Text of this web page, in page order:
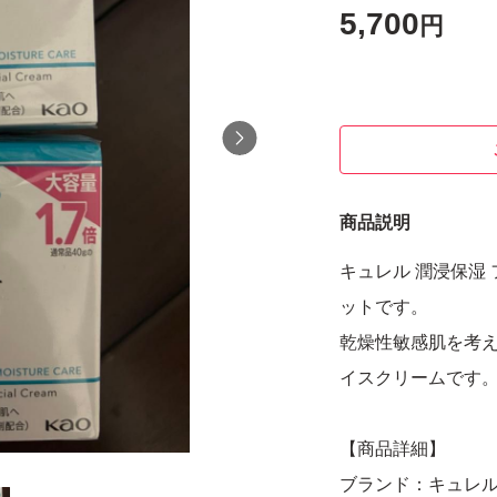
5,700 円
商品説明
キュレル 潤浸保湿
ットです。
乾燥性敏感肌を考
イスクリームです
【商品詳細】
ブランド：キュレ